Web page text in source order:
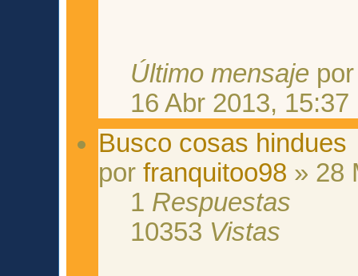
Último mensaje
16 Abr 2013, 15:37
Busco cosas hindues
porfranquitoo98 » 28
1 Respuestas
10353 Vistas